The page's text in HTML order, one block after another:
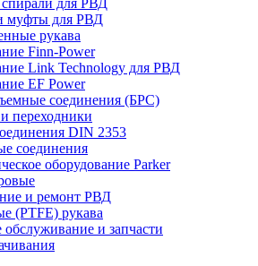
для РВД
муфты для РВД
рукава
Finn-Power
Link Technology для РВД
EF Power
соединения (БРС)
переходники
DIN 2353
соединения
оборудование Parker
и ремонт РВД
(PTFE) рукава
и запчасти